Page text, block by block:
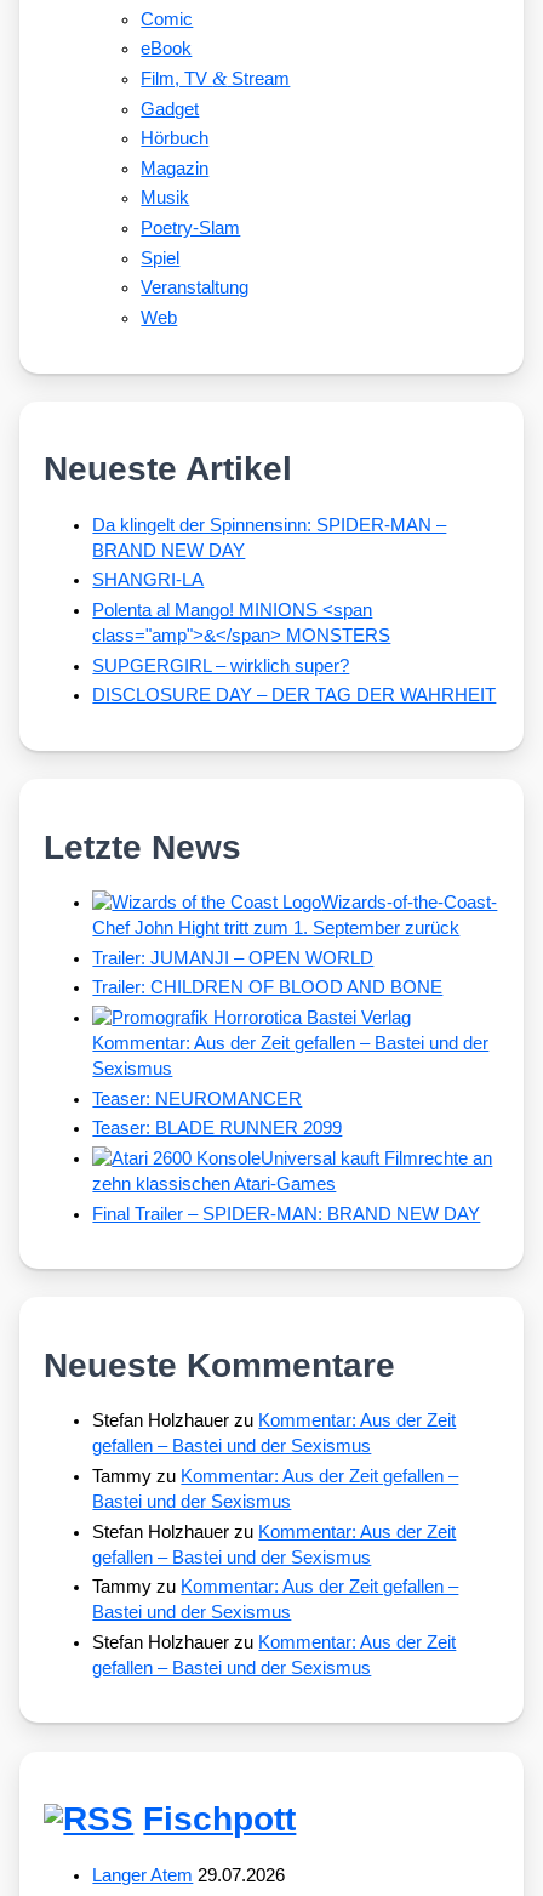
Comic
eBook
Film, TV&Stream
Gadget
Hörbuch
Magazin
Musik
Poetry-Slam
Spiel
Veranstaltung
Web
Neueste Artikel
Da klingelt der Spinnensinn: SPIDER-MAN –
BRAND NEW DAY
SHANGRI-LA
Polenta al Mango! MINIONS <span
class="amp">&</span> MONSTERS
SUPGERGIRL – wirklich super?
DISCLOSURE DAY – DER TAG DER WAHRHEIT
Letzte News
Wizards-of-the-Coast-
Chef John Hight tritt zum 1. September zurück
Trailer: JUMANJI – OPEN WORLD
Trailer: CHILDREN OF BLOOD AND BONE
Kommentar: Aus der Zeit gefallen – Bastei und der
Sexismus
Teaser: NEUROMANCER
Teaser: BLADE RUNNER 2099
Universal kauft Filmrechte an
zehn klassischen Atari-Games
Final Trailer – SPIDER-MAN: BRAND NEW DAY
Neueste Kommentare
Stefan Holzhauer zu Kommentar: Aus der Zeit
gefallen – Bastei und der Sexismus
Tammy zu Kommentar: Aus der Zeit gefallen –
Bastei und der Sexismus
Stefan Holzhauer zu Kommentar: Aus der Zeit
gefallen – Bastei und der Sexismus
Tammy zu Kommentar: Aus der Zeit gefallen –
Bastei und der Sexismus
Stefan Holzhauer zu Kommentar: Aus der Zeit
gefallen – Bastei und der Sexismus
Fischpott
Langer Atem 29.07.2026